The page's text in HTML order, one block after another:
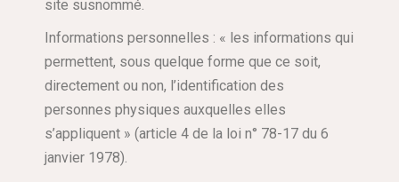
site susnommé.
Informations personnelles : « les informations qui
permettent, sous quelque forme que ce soit,
directement ou non, l’identification des
personnes physiques auxquelles elles
s’appliquent » (article 4 de la loi n° 78-17 du 6
janvier 1978).